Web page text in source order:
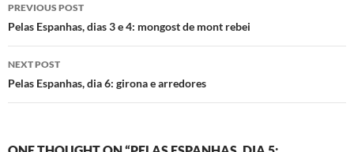
navigation
PREVIOUS POST
Pelas Espanhas, dias 3 e 4: mongost de mont rebei
NEXT POST
Pelas Espanhas, dia 6: girona e arredores